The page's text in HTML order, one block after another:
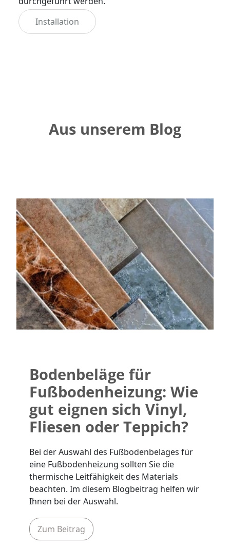
Installation
Aus unserem Blog
Bodenbeläge für
Fußbodenheizung: Wie
gut eignen sich Vinyl,
Fliesen oder Teppich?
Bei der Auswahl des Fußbodenbelages für
eine Fußbodenheizung sollten Sie die
thermische Leitfähigkeit des Materials
beachten. Im diesem Blogbeitrag helfen wir
Ihnen bei der Auswahl.
Zum Beitrag